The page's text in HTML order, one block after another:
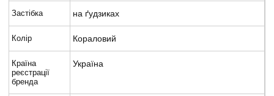
Застібка на ґудзиках
Колір Кораловий
Країна
реєстрації
бренда
Україна